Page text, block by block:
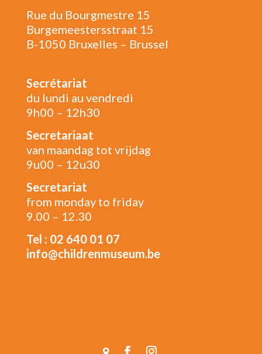
Rue du Bourgmestre 15
Burgemeestersstraat 15
B-1050 Bruxelles – Brussel
Secrétariat
du lundi au vendredi
9h00 – 12h30
Secretariaat
van maandag tot vrijdag
9u00 – 12u30
Secretariat
from monday to friday
9.00 – 12.30
Tel : 02 640 01 07
info@childrenmuseum.be